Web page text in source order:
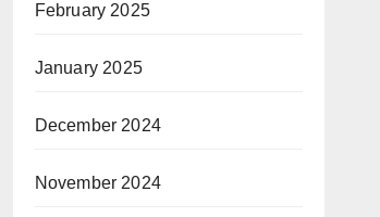
February 2025
January 2025
December 2024
November 2024